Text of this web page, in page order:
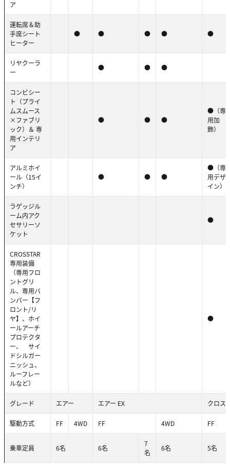
ア
運転席＆助
手席シート
ヒーター
● ● ● ● ●
リヤクーラ
ー
● ● ●
コンビシー
ト（プライ
ムスムース
×ファブリ
ック）＆ 専
用インテリ
ア
● ● ●
●（専
用加
飾）
アルミホイ
ール（15イ
ンチ）
● ● ●
●（専
用デザ
イン）
ラゲッジル
ーム内アク
セサリーソ
ケット
●
CROSSTAR
専用装備
（専用フロ
ントグリ
ル、専用バ
ンパー【フ
ロント/リ
ヤ】、ホイ
ールアーチ
プロテクタ
ー、 サイ
ドシルガー
ニッシュ、
ルーフレー
ルなど）
●
グレード エアー エアー EX クロス
駆動方式 FF 4WD FF 4WD FF
乗車定員 6名 6名
7
名
6名 5名